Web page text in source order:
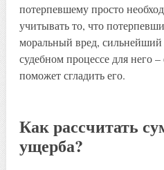
потерпевшему просто
учитывать то, что
моральный вред, сильнейший
судебном процессе для него
поможет сгладить его.
Как рассчитать
ущерба?